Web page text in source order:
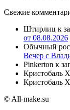
Свежие
Штирлиц к
от 08.08.2026
Обычный
Вечер с
Pinkerton к
Кристобаль
Кристобаль
© All-make.su